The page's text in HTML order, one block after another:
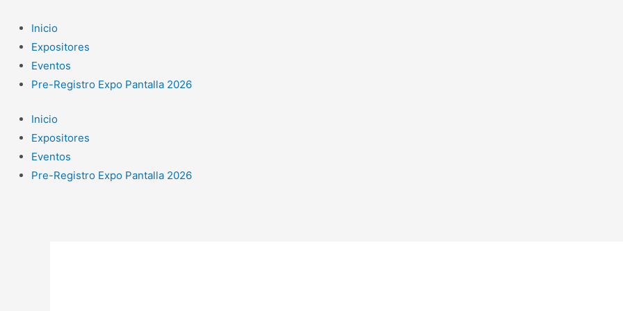
contenido
Inicio
Expositores
Eventos
Pre-Registro Expo Pantalla 2026
Inicio
Expositores
Eventos
Pre-Registro Expo Pantalla 2026